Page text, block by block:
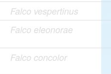
Falco vespertinus
Falco eleonorae
Falco concolor